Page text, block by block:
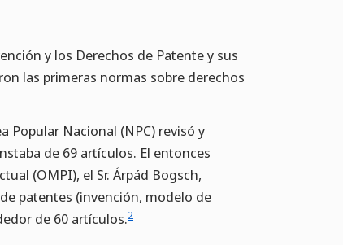
y los Derechos de Patente y sus
las primeras normas sobre derechos
Popular Nacional (NPC) revisó y
de 69 artículos. El entonces
(OMPI), el Sr. Árpád Bogsch,
patentes (invención, modelo de
de 60 artículos.2